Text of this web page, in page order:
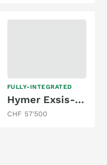
FULLY-INTEGRATED
Hymer Exsis-i 678
CHF 57'500